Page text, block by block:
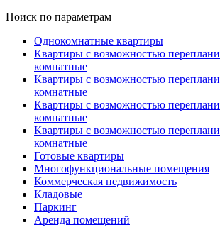
Поиск по параметрам
Однокомнатные квартиры
Квартиры с возможностью
комнатные
Квартиры с возможностью
комнатные
Квартиры с возможностью
комнатные
Квартиры с возможностью
комнатные
Готовые квартиры
Многофункциональные помещения
Коммерческая недвижимость
Кладовые
Паркинг
Аренда помещений